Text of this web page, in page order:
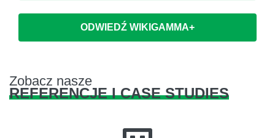
ODWIEDŹ WIKIGAMMA+
Zobacz nasze
REFERENCJE I CASE STUDIES